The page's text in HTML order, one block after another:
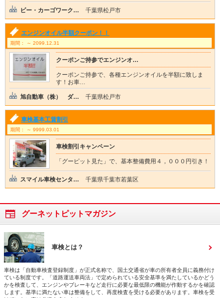
ビー・カーゴワーク… 千葉県松戸市
エンジンオイル半額クーポン！！
期間： ～ 2099.12.31
クーポンご持参でエンジンオ…
クーポンご持参で、各種エンジンオイルを半額に致しま
す！お車…
旭自動車（株） ダ… 千葉県松戸市
車検基本工賃割引
期間： ～ 9999.03.01
車検割引キャンペーン
「グーピット見た」で、基本整備費用４，０００円引き！
スマイル車検センタ… 千葉県千葉市若葉区
グーネットピットマガジン
車検とは？
車検は「自動車検査登録制度」が正式名称で、国土交通省が車の所有者全員に義務付け
ている制度です。「道路運送車両法」で定められている安全基準を満たしているかどう
かを検査して、エンジンやブレーキなど走行に必要な最低限の機能が作動するかを確認
します。基準に満たない車は整備をして、再度検査を受ける必要があります。車検を受